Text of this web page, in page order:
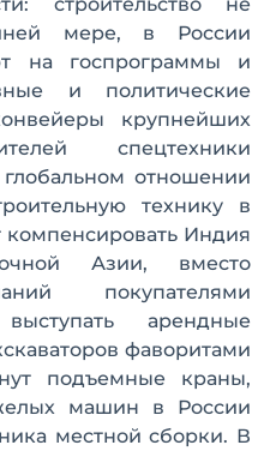
мере, в России
на госпрограммы и
и политические
крупнейших
спецтехники
отношении
технику в
Индия
Азии, вместо
покупателями
арендные
фаворитами
подъемные краны,
машин в России
местной сборки. В